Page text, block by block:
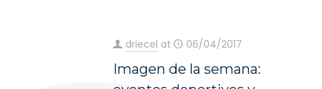
driecel at 06/04/2017
Imagen de la semana: